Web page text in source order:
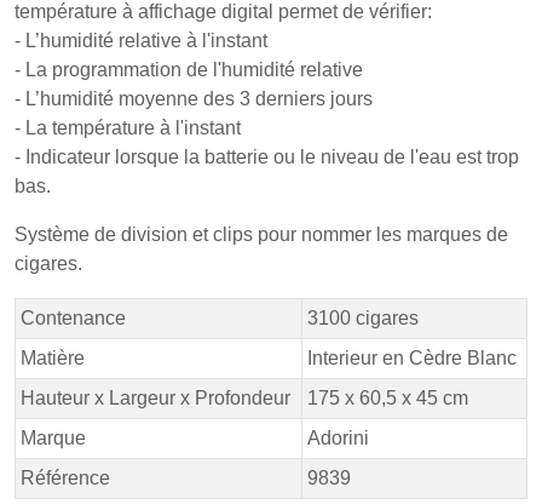
température à affichage digital permet de vérifier:
- L’humidité relative à l'instant
- La programmation de l'humidité relative
- L’humidité moyenne des 3 derniers jours
- La température à l'instant
- Indicateur lorsque la batterie ou le niveau de l'eau est trop
bas.
Système de division et clips pour nommer les marques de
cigares.
Contenance
3100 cigares
Matière
Interieur en Cèdre Blanc
Hauteur x Largeur x Profondeur
175 x 60,5 x 45 cm
Marque
Adorini
Référence
9839